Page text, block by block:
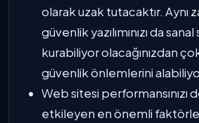
olarak uzak tutacaktır. Aynı
güvenlik yazılımınızı da
kurabiliyor olacağınızdan
güvenlik önlemlerini
Web sitesi performansınızı
etkileyen en önemli